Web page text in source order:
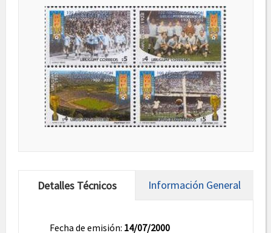
Detalles Técnicos Información General
Fecha de emisión: 14/07/2000